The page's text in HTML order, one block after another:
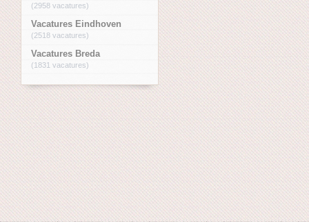
(2958 vacatures)
Vacatures Eindhoven
(2518 vacatures)
Vacatures Breda
(1831 vacatures)